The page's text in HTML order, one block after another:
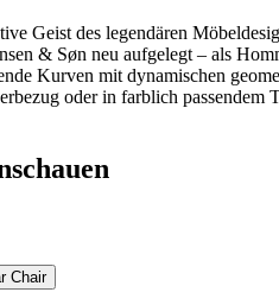
Geist des legendären
& Søn neu aufgelegt – als
Kurven mit dynamischen
oder in farblich
Chair